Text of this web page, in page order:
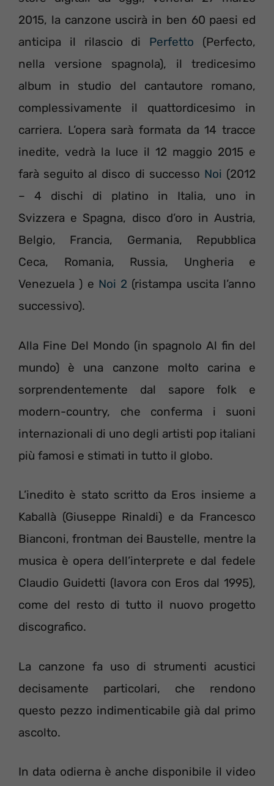
2015, la canzone uscirà in ben 60 paesi ed
anticipa il rilascio di Perfetto (Perfecto,
nella versione spagnola), il tredicesimo
album in studio del cantautore romano,
complessivamente il quattordicesimo in
carriera. L’opera sarà formata da 14 tracce
inedite, vedrà la luce il 12 maggio 2015 e
farà seguito al disco di successo Noi (2012
– 4 dischi di platino in Italia, uno in
Svizzera e Spagna, disco d’oro in Austria,
Belgio, Francia, Germania, Repubblica
Ceca, Romania, Russia, Ungheria e
Venezuela ) e Noi 2 (ristampa uscita l’anno
successivo).
Alla Fine Del Mondo (in spagnolo Al fin del
mundo) è una canzone molto carina e
sorprendentemente dal sapore folk e
modern-country, che conferma i suoni
internazionali di uno degli artisti pop italiani
più famosi e stimati in tutto il globo.
L’inedito è stato scritto da Eros insieme a
Kaballà (Giuseppe Rinaldi) e da Francesco
Bianconi, frontman dei Baustelle, mentre la
musica è opera dell’interprete e dal fedele
Claudio Guidetti (lavora con Eros dal 1995),
come del resto di tutto il nuovo progetto
discografico.
La canzone fa uso di strumenti acustici
decisamente particolari, che rendono
questo pezzo indimenticabile già dal primo
ascolto.
In data odierna è anche disponibile il video